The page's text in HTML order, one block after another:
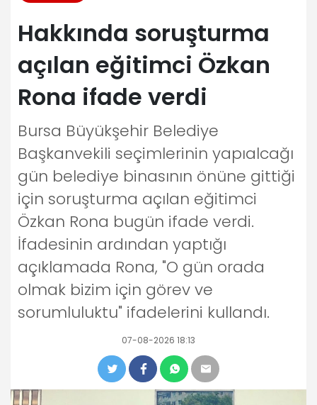
Hakkında soruşturma
açılan eğitimci Özkan
Rona ifade verdi
Bursa Büyükşehir Belediye
Başkanvekili seçimlerinin yapıalcağı
gün belediye binasının önüne gittiği
için soruşturma açılan eğitimci
Özkan Rona bugün ifade verdi.
İfadesinin ardından yaptığı
açıklamada Rona, "O gün orada
olmak bizim için görev ve
sorumluluktu" ifadelerini kullandı.
07-08-2026 18:13